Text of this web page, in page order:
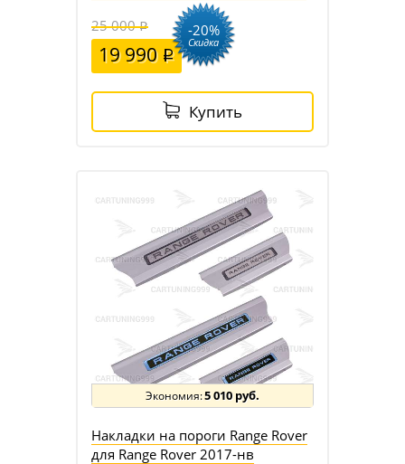
25 000
19 990
-20%
Скидка
Купить
5 010 руб.
Накладки на пороги Range Rover
для Range Rover 2017-нв